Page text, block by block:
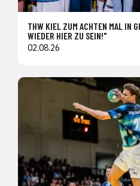
THW KIEL ZUM ACHTEN MAL IN
WIEDER HIER ZU SEIN!"
02.08.26